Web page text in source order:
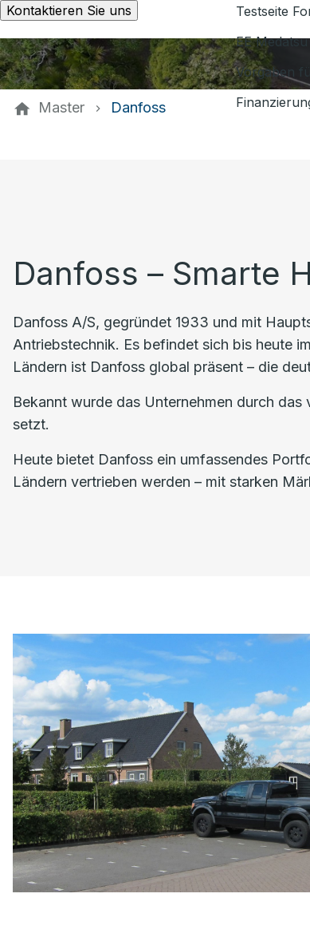
Kontaktieren Sie uns Testseite
EE Medatsu
Vorgaben
Master Danfoss
Danfoss – Smarte
Danfoss A/S, gegründet 1933 und mit
Antriebstechnik. Es befindet sich bis heute
Ländern ist Danfoss global präsent – die
Bekannt wurde das Unternehmen durch
setzt.
Heute bietet Danfoss ein umfassendes
Ländern vertrieben werden – mit starken